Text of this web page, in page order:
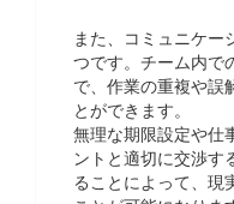
また、コミュニケー
つです。チーム内で
で、作業の重複や誤
とができます。
無理な期限設定や仕
ントと適切に交渉す
ることによって、現